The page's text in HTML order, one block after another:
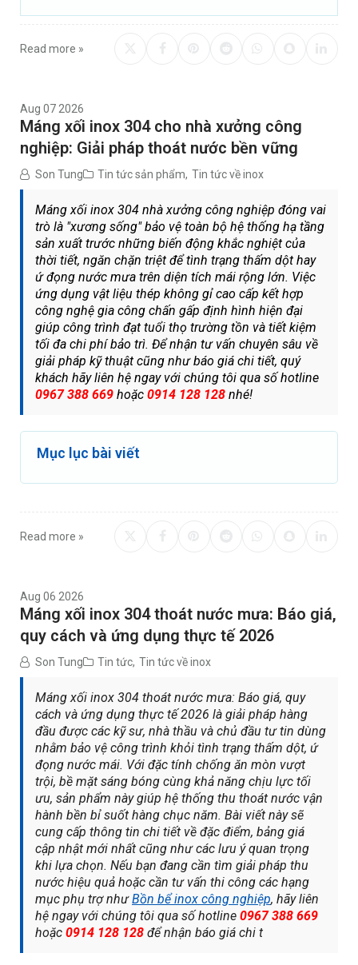
Read more »
Aug 07 2026
Máng xối inox 304 cho nhà xưởng công
nghiệp: Giải pháp thoát nước bền vững
Son Tung Tin tức sản phẩm, Tin tức về inox
Máng xối inox 304 nhà xưởng công nghiệp đóng vai
trò là "xương sống" bảo vệ toàn bộ hệ thống hạ tầng
sản xuất trước những biến động khắc nghiệt của
thời tiết, ngăn chặn triệt để tình trạng thấm dột hay
ứ đọng nước mưa trên diện tích mái rộng lớn. Việc
ứng dụng vật liệu thép không gỉ cao cấp kết hợp
công nghệ gia công chấn gấp định hình hiện đại
giúp công trình đạt tuổi thọ trường tồn và tiết kiệm
tối đa chi phí bảo trì. Để nhận tư vấn chuyên sâu về
giải pháp kỹ thuật cũng như báo giá chi tiết, quý
khách hãy liên hệ ngay với chúng tôi qua số hotline
0967 388 669 hoặc 0914 128 128 nhé!
Mục lục bài viết
Read more »
Aug 06 2026
Máng xối inox 304 thoát nước mưa: Báo giá,
quy cách và ứng dụng thực tế 2026
Son Tung Tin tức, Tin tức về inox
Máng xối inox 304 thoát nước mưa: Báo giá, quy
cách và ứng dụng thực tế 2026 là giải pháp hàng
đầu được các kỹ sư, nhà thầu và chủ đầu tư tin dùng
nhằm bảo vệ công trình khỏi tình trạng thấm dột, ứ
đọng nước mái. Với đặc tính chống ăn mòn vượt
trội, bề mặt sáng bóng cùng khả năng chịu lực tối
ưu, sản phẩm này giúp hệ thống thu thoát nước vận
hành bền bỉ suốt hàng chục năm. Bài viết này sẽ
cung cấp thông tin chi tiết về đặc điểm, bảng giá
cập nhật mới nhất cũng như các lưu ý quan trọng
khi lựa chọn. Nếu bạn đang cần tìm giải pháp thu
nước hiệu quả hoặc cần tư vấn thi công các hạng
mục phụ trợ nhưBồn bể inox công nghiệp, hãy liên
hệ ngay với chúng tôi qua số hotline 0967 388 669
hoặc 0914 128 128 để nhận báo giá chi t